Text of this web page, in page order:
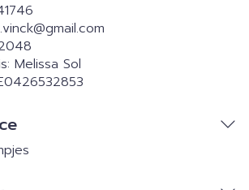
gmail.com
Melissa Sol